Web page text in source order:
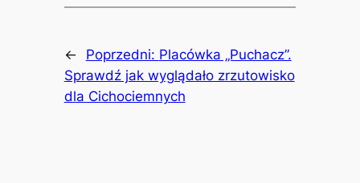
← Poprzedni: Placówka „Puchacz”.
Sprawdź jak wyglądało zrzutowisko
dla Cichociemnych